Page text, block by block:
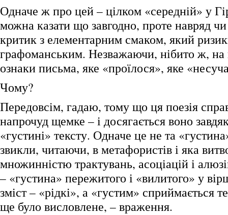
Одначе ж про цей – цілком «середній» у
можна казати що завгодно, проте навряд
критик з елементарним смаком, який
графоманським. Незважаючи, нібито ж, на
ознаки письма, яке «проїлося», яке
Чому?
Передовсім, гадаю, тому що ця поезія
напрочуд щемке – і досягається воно
«густині» тексту. Одначе це не та
звикли, читаючи, в метафористів і яка
множинністю трактувань, асоціацій і
– «густина» пережитого і «вилитого» у
зміст – «рідкі», а «густим» сприймається
ще було висловлене, – враження.